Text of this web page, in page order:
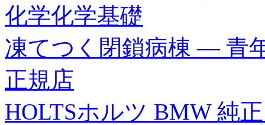
化学化学基礎
凍てつく閉鎖病棟 ― 青
正規店
HOLTSホルツ BMW 純